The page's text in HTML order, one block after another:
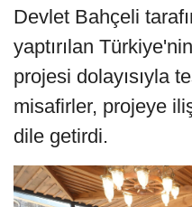
Devlet Bahçeli
yaptırılan
projesi dolayısıyla
misafirler, projeye
dile getirdi.